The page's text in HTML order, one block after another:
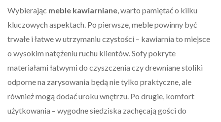
Wybierając meble kawiarniane, warto pamiętać o kilku
kluczowych aspektach. Po pierwsze, meble powinny być
trwałe i łatwe w utrzymaniu czystości – kawiarnia to miejsce
o wysokim natężeniu ruchu klientów. Sofy pokryte
materiałami łatwymi do czyszczenia czy drewniane stoliki
odporne na zarysowania będą nie tylko praktyczne, ale
również mogą dodać uroku wnętrzu. Po drugie, komfort
użytkowania – wygodne siedziska zachęcają gości do